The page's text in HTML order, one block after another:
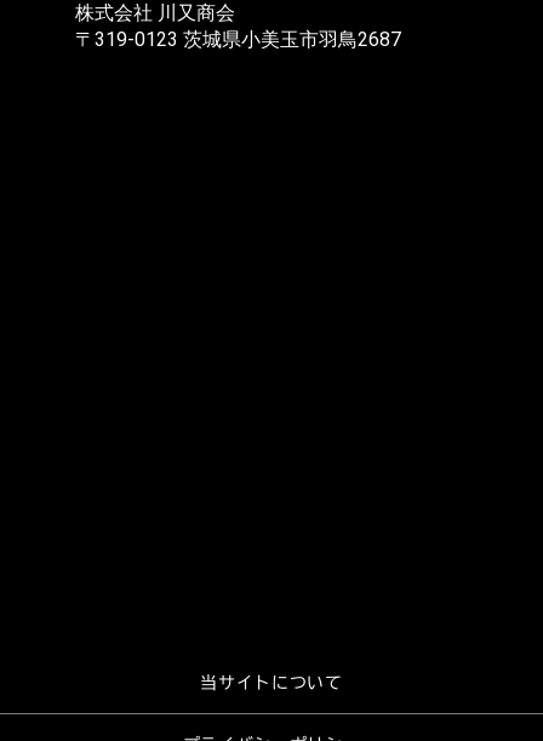
株式会社 川又商会
〒319-0123 茨城県小美玉市羽鳥2687
当サイトについて